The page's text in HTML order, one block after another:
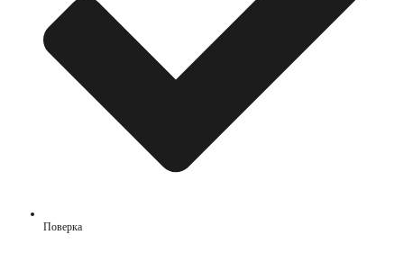
Поверка